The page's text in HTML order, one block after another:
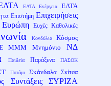
ΕΛΤΑ Ενέργεια
ΕΛΤΑ
Επιστήμη Επιχειρήσεις
Ευρώπη Ευχές Καθολικές
Κονδύλια Κόσμος
ΜΜΜ Μνημόνιο ΝΔ
Παιδεία Παράξενα ΠΑΣΟΚ
Ποτάμι Σκάνδαλα
Σκίτσα
Συντάξεις ΣΥΡΙΖΑ